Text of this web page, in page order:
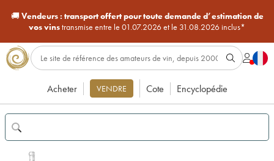
🚚Vendeurs : transport offert pour toute demande d’estimation de
vos vinstransmise entre le 01.07.2026 et le 31.08.2026 inclus*
Acheter VENDRE Cote Encyclopédie